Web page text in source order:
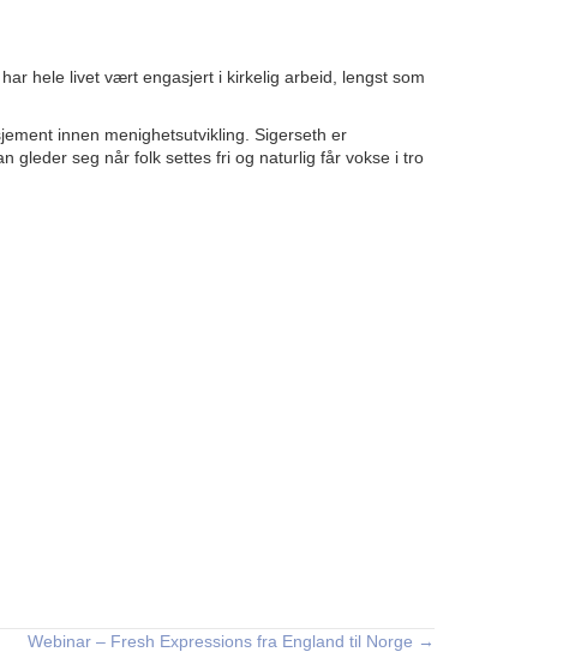
hele livet vært engasjert i kirkelig arbeid, lengst som
innen menighetsutvikling. Sigerseth er
gleder seg når folk settes fri og naturlig får vokse i tro
Webinar – Fresh Expressions fra England til Norge →